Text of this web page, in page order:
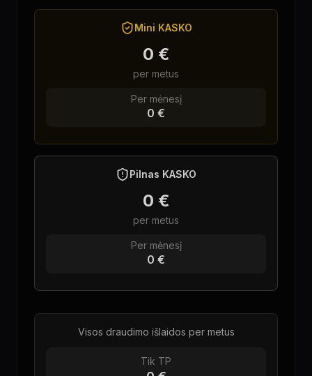
Mini KASKO
0 €
per metus
Per mėnesį
0 €
Pilnas KASKO
0 €
per metus
Per mėnesį
0 €
Visos draudimo išlaidos per metus
Tik TP